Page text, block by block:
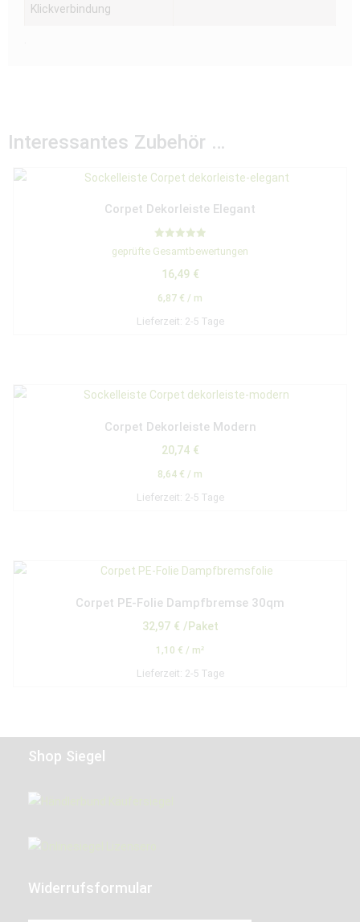
Klickverbindung
Interessantes Zubehör …
Corpet Dekorleiste Elegant
Bewertet mit
5.00
geprüfte Gesamtbewertungen
16,49 €
6,87 € / m
Lieferzeit: 2-5 Tage
Corpet Dekorleiste Modern
20,74 €
8,64 € / m
Lieferzeit: 2-5 Tage
Corpet PE-Folie Dampfbremse 30qm
32,97 € /Paket
1,10 € / m²
Lieferzeit: 2-5 Tage
Shop Siegel
Widerrufsformular